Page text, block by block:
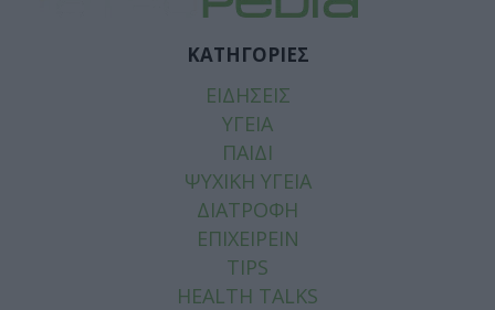
ΚΑΤΗΓΟΡΙΕΣ
ΕΙΔΗΣΕΙΣ
ΥΓΕΙΑ
ΠΑΙΔΙ
ΨΥΧΙΚΗ ΥΓΕΙΑ
ΔΙΑΤΡΟΦΗ
ΕΠΙΧΕΙΡΕΙΝ
TIPS
HEALTH TALKS